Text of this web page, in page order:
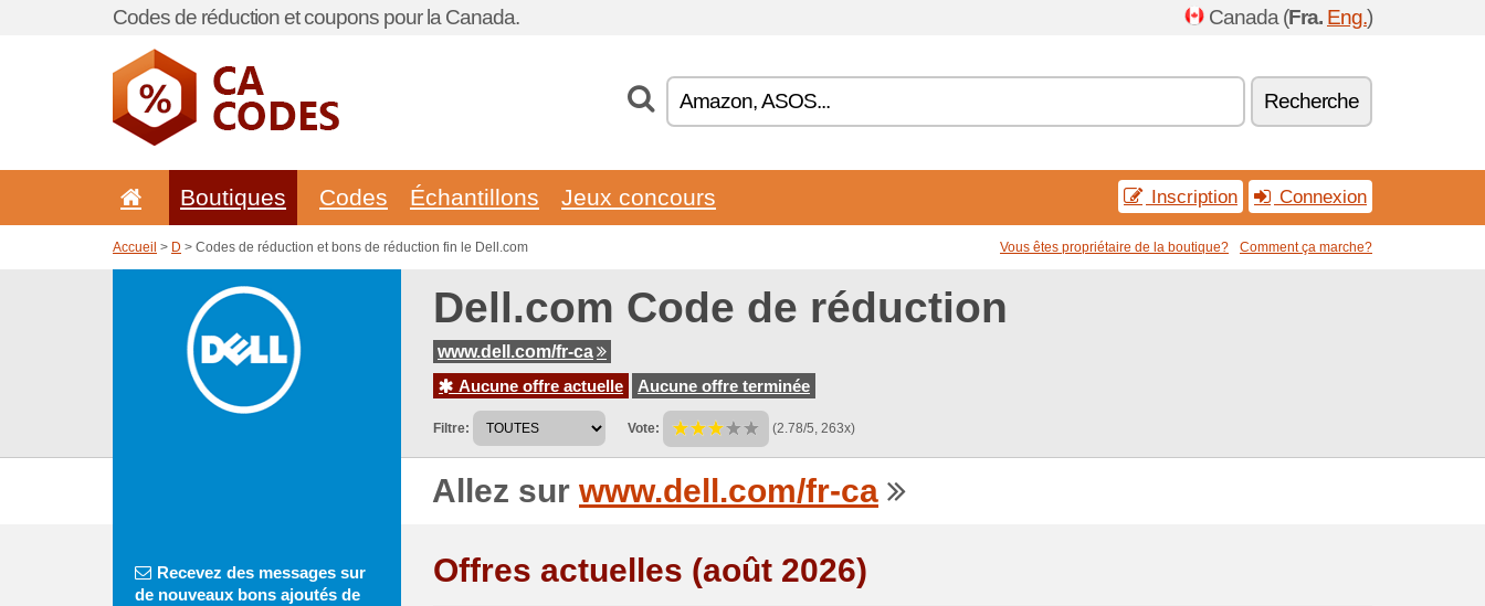
Codes de réduction et coupons pour la Canada. Canada (Fra. Eng.)
Recherche
Boutiques Codes Échantillons Jeux concours Inscription Connexion
Accueil > D > Codes de réduction et bons de réduction fin le Dell.com Vous êtes propriétaire de la boutique? Comment ça marche?
Dell.com Code de réduction
www.dell.com/fr-ca
Aucune offre actuelle
Aucune offre terminée
Filtre: Vote: (2.78/5, 263x)
Allez sur www.dell.com/fr-ca
Recevez des messages sur
de nouveaux bons ajoutés de
Offres actuelles (août 2026)